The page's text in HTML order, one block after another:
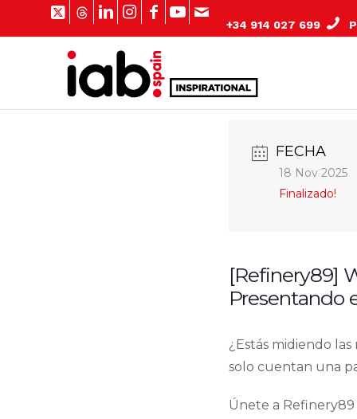
+34 914 027 699
FECHA
18 Nov 2025
Finalizado!
[Refinery89]
Presentando
¿Estás midiendo
solo cuentan una
Únete a Refinery89